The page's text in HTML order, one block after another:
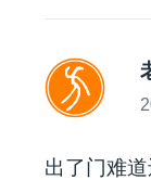
出了门难